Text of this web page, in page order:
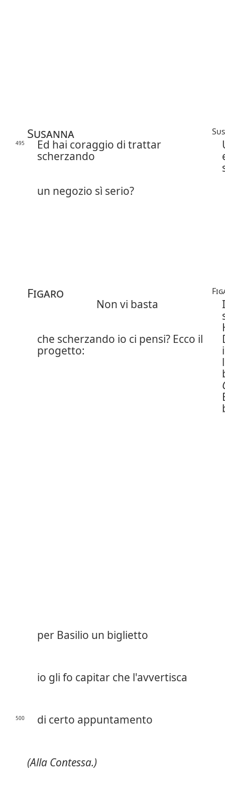
Susanna
495
Ed hai coraggio di trattar
scherzando
un negozio sì serio?
Figaro
Non vi basta
che scherzando io ci pensi? Ecco il
progetto:
per Basilio un biglietto
io gli fo capitar che l'avvertisca
500 di certo appuntamento
(Alla Contessa.)